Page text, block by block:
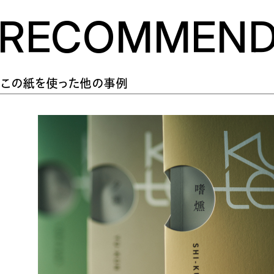
この紙を使った他の事例